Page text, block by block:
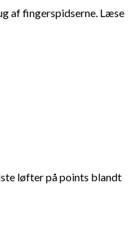
af fingerspidserne. Læse
løfter på points blandt